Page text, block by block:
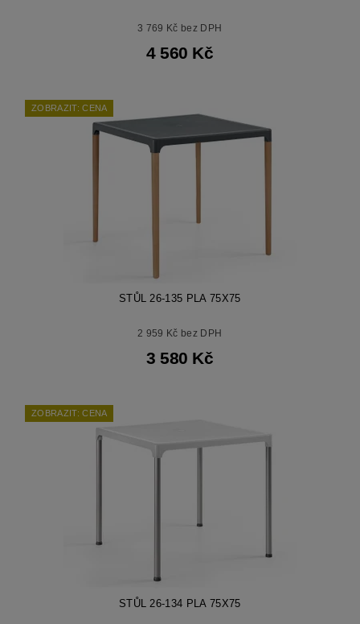
3 769 Kč bez DPH
4 560 Kč
ZOBRAZIT: CENA
STŮL 26-135 PLA 75X75
2 959 Kč bez DPH
3 580 Kč
ZOBRAZIT: CENA
STŮL 26-134 PLA 75X75